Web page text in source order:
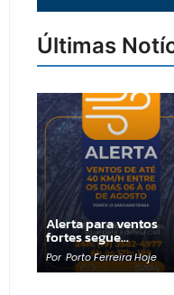
Últimas
Alerta para ventos
fortes segue…
Por Porto Ferreira Hoje